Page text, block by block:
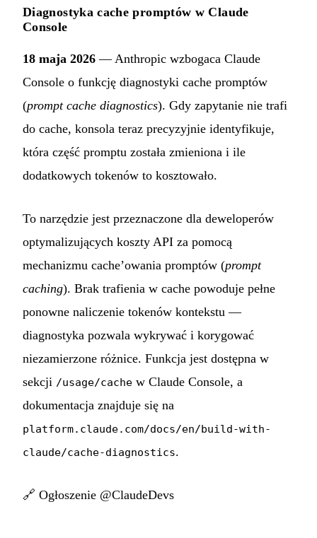
Diagnostyka cache promptów w Claude
Console
18 maja 2026 — Anthropic wzbogaca Claude
Console o funkcję diagnostyki cache promptów
(prompt cache diagnostics). Gdy zapytanie nie trafi
do cache, konsola teraz precyzyjnie identyfikuje,
która część promptu została zmieniona i ile
dodatkowych tokenów to kosztowało.
To narzędzie jest przeznaczone dla deweloperów
optymalizujących koszty API za pomocą
mechanizmu cache’owania promptów (prompt
caching). Brak trafienia w cache powoduje pełne
ponowne naliczenie tokenów kontekstu —
diagnostyka pozwala wykrywać i korygować
niezamierzone różnice. Funkcja jest dostępna w
sekcji /usage/cache w Claude Console, a
dokumentacja znajduje się na
platform.claude.com/docs/en/build-with-
claude/cache-diagnostics.
🔗 Ogłoszenie @ClaudeDevs